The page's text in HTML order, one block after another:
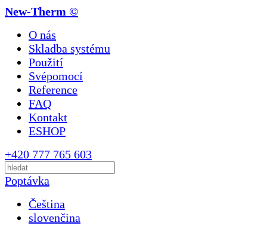
New-Therm ©
O nás
Skladba systému
Použití
Svépomocí
Reference
FAQ
Kontakt
ESHOP
+420 777 765 603
Poptávka
Čeština
slovenčina